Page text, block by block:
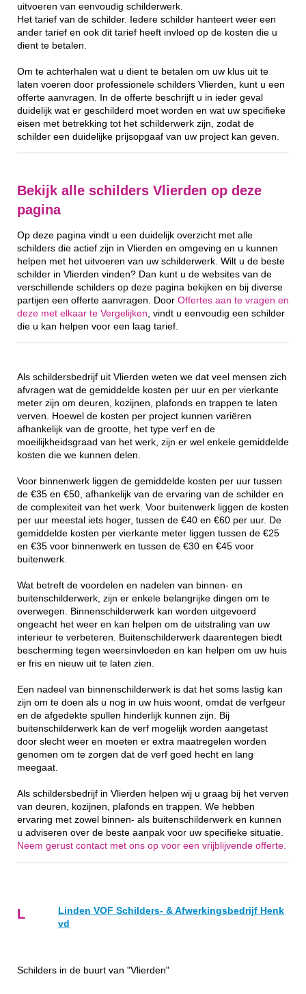
uitvoeren van eenvoudig schilderwerk.
Het tarief van de schilder. Iedere schilder hanteert weer een
ander tarief en ook dit tarief heeft invloed op de kosten die u
dient te betalen.
Om te achterhalen wat u dient te betalen om uw klus uit te
laten voeren door professionele schilders Vlierden, kunt u een
offerte aanvragen. In de offerte beschrijft u in ieder geval
duidelijk wat er geschilderd moet worden en wat uw specifieke
eisen met betrekking tot het schilderwerk zijn, zodat de
schilder een duidelijke prijsopgaaf van uw project kan geven.
Bekijk alle schilders Vlierden op deze
pagina
Op deze pagina vindt u een duidelijk overzicht met alle
schilders die actief zijn in Vlierden en omgeving en u kunnen
helpen met het uitvoeren van uw schilderwerk. Wilt u de beste
schilder in Vlierden vinden? Dan kunt u de websites van de
verschillende schilders op deze pagina bekijken en bij diverse
partijen een offerte aanvragen. Door Offertes aan te vragen en
deze met elkaar te Vergelijken , vindt u eenvoudig een schilder
die u kan helpen voor een laag tarief.
Als schildersbedrijf uit Vlierden weten we dat veel mensen zich
afvragen wat de gemiddelde kosten per uur en per vierkante
meter zijn om deuren, kozijnen, plafonds en trappen te laten
verven. Hoewel de kosten per project kunnen variëren
afhankelijk van de grootte, het type verf en de
moeilijkheidsgraad van het werk, zijn er wel enkele gemiddelde
kosten die we kunnen delen.
Voor binnenwerk liggen de gemiddelde kosten per uur tussen
de €35 en €50, afhankelijk van de ervaring van de schilder en
de complexiteit van het werk. Voor buitenwerk liggen de kosten
per uur meestal iets hoger, tussen de €40 en €60 per uur. De
gemiddelde kosten per vierkante meter liggen tussen de €25
en €35 voor binnenwerk en tussen de €30 en €45 voor
buitenwerk.
Wat betreft de voordelen en nadelen van binnen- en
buitenschilderwerk, zijn er enkele belangrijke dingen om te
overwegen. Binnenschilderwerk kan worden uitgevoerd
ongeacht het weer en kan helpen om de uitstraling van uw
interieur te verbeteren. Buitenschilderwerk daarentegen biedt
bescherming tegen weersinvloeden en kan helpen om uw huis
er fris en nieuw uit te laten zien.
Een nadeel van binnenschilderwerk is dat het soms lastig kan
zijn om te doen als u nog in uw huis woont, omdat de verfgeur
en de afgedekte spullen hinderlijk kunnen zijn. Bij
buitenschilderwerk kan de verf mogelijk worden aangetast
door slecht weer en moeten er extra maatregelen worden
genomen om te zorgen dat de verf goed hecht en lang
meegaat.
Als schildersbedrijf in Vlierden helpen wij u graag bij het verven
van deuren, kozijnen, plafonds en trappen. We hebben
ervaring met zowel binnen- als buitenschilderwerk en kunnen
u adviseren over de beste aanpak voor uw specifieke situatie.
Neem gerust contact met ons op voor een vrijblijvende offerte.
L
Linden VOF Schilders- & Afwerkingsbedrijf Henk
vd
Schilders in de buurt van "Vlierden"